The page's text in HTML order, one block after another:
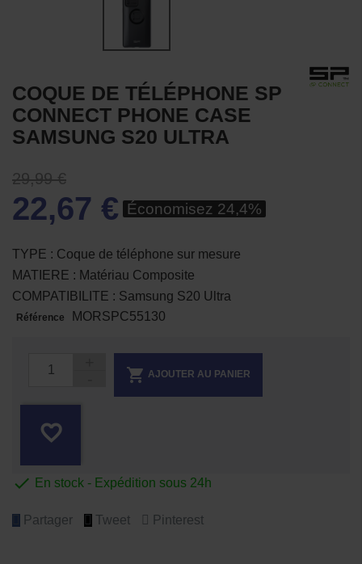
COQUE DE TÉLÉPHONE SP
CONNECT PHONE CASE
SAMSUNG S20 ULTRA
29,99 €
22,67 € Économisez 24,4%
TYPE : Coque de téléphone sur mesure
MATIERE : Matériau Composite
COMPATIBILITE : Samsung S20 Ultra
Référence MORSPC55130
 AJOUTER AU PANIER
favorite_border
 En stock - Expédition sous 24h
Partager Tweet Pinterest